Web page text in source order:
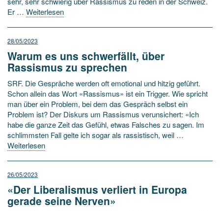
Er … Weiterlesen
28/05/2023
Warum es uns schwerfällt, über
Rassismus zu sprechen
SRF. Die Gespräche werden oft emotional und hitzig geführt.
Schon allein das Wort «Rassismus» ist ein Trigger. Wie spricht
man über ein Problem, bei dem das Gespräch selbst ein
Problem ist? Der Diskurs um Rassismus verunsichert: «Ich
habe die ganze Zeit das Gefühl, etwas Falsches zu sagen. Im
schlimmsten Fall gelte ich sogar als rassistisch, weil …
Weiterlesen
26/05/2023
«Der Liberalismus verliert in Europa
gerade seine Nerven»